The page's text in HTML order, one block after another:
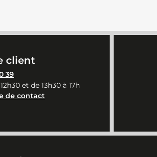
client
39
et de 13h30 à 17h
de contact